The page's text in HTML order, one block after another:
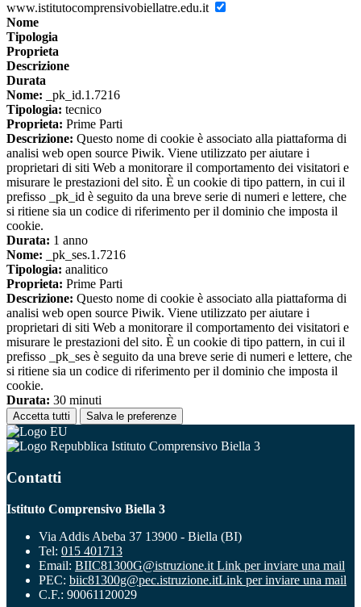
www.istitutocomprensivobiellatre.edu.it
Nome
Tipologia
Proprieta
Descrizione
Durata
Nome: _pk_id.1.7216
Tipologia: tecnico
Proprieta: Prime Parti
Descrizione: Questo nome di cookie è associato alla piattaforma di
analisi web open source Piwik. Viene utilizzato per aiutare i
proprietari di siti Web a monitorare il comportamento dei visitatori e
misurare le prestazioni del sito. È un cookie di tipo pattern, in cui il
prefisso _pk_id è seguito da una breve serie di numeri e lettere, che
si ritiene sia un codice di riferimento per il dominio che imposta il
cookie.
Durata: 1 anno
Nome: _pk_ses.1.7216
Tipologia: analitico
Proprieta: Prime Parti
Descrizione: Questo nome di cookie è associato alla piattaforma di
analisi web open source Piwik. Viene utilizzato per aiutare i
proprietari di siti Web a monitorare il comportamento dei visitatori e
misurare le prestazioni del sito. È un cookie di tipo pattern, in cui il
prefisso _pk_ses è seguito da una breve serie di numeri e lettere, che
si ritiene sia un codice di riferimento per il dominio che imposta il
cookie.
Durata: 30 minuti
Accetta tutti Salva le preferenze
Istituto Comprensivo Biella 3
Contatti
Istituto Comprensivo Biella 3
Via Addis Abeba 37 13900 - Biella (BI)
Tel: 015 401713
Email: BIIC81300G@istruzione.it Link per inviare una mail
PEC: biic81300g@pec.istruzione.itLink per inviare una mail
C.F.: 90061120029